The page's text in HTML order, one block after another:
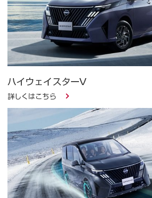
ハイウェイスターV
詳しくはこちら